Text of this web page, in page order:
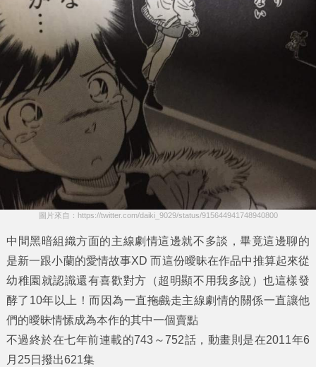
圖片來自：https://twitter.com/daiki_9029/status/915644941748940800
中間黑暗組織方面的主線劇情這邊就不多談，畢竟這邊聊的
是新一跟小蘭的愛情故事XD 而這份曖昧在作品中推算起來從
幼稚園就認識還有喜歡對方（超明顯不用我多說）也這樣發
酵了10年以上！而因為一直拖戲走主線劇情的關係一直讓他
們的曖昧情愫成為本作的其中一個賣點
不過終於在七年前連載的743～752話，動畫則是在2011年6
月25日撥出621集